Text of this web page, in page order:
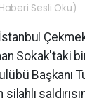
Sesli Oku)
Sokak'taki
Başkanı